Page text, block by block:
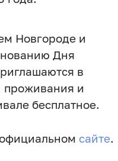
Новгороде и
Дня
в
проживания и
бесплатное.
сайте.